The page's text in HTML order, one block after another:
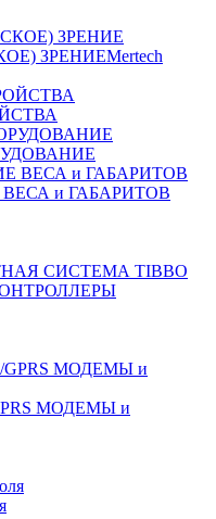
ЗРЕНИЕMertech
и ГАБАРИТОВ
СИСТЕМА TIBBO
МОДЕМЫ и